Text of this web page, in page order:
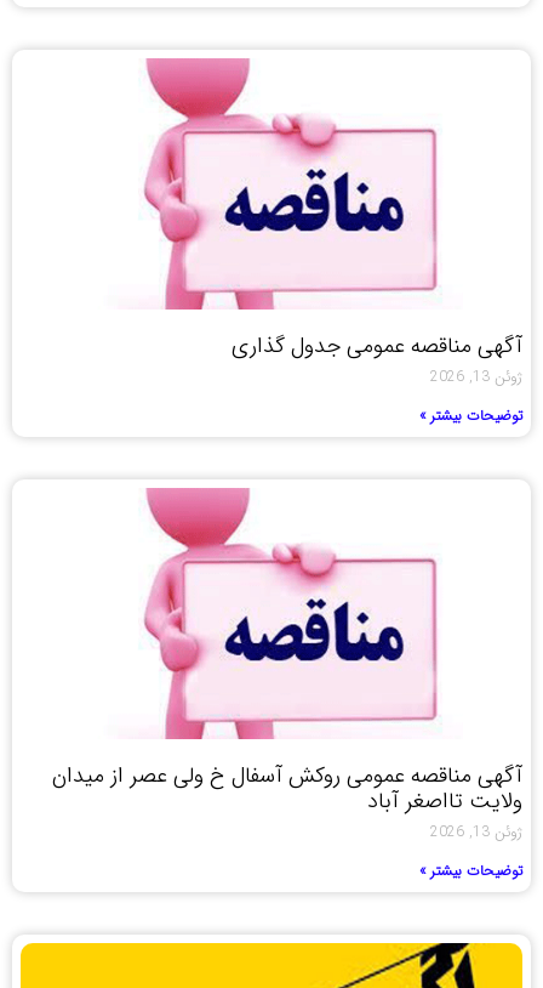
آگهی مناقصه عمومی جدول گذاری
ژوئن 13, 2026
توضیحات بیشتر »
آگهی مناقصه عمومی روکش آسفال خ ولی عصر از میدان
ولایت تااصغر آباد
ژوئن 13, 2026
توضیحات بیشتر »